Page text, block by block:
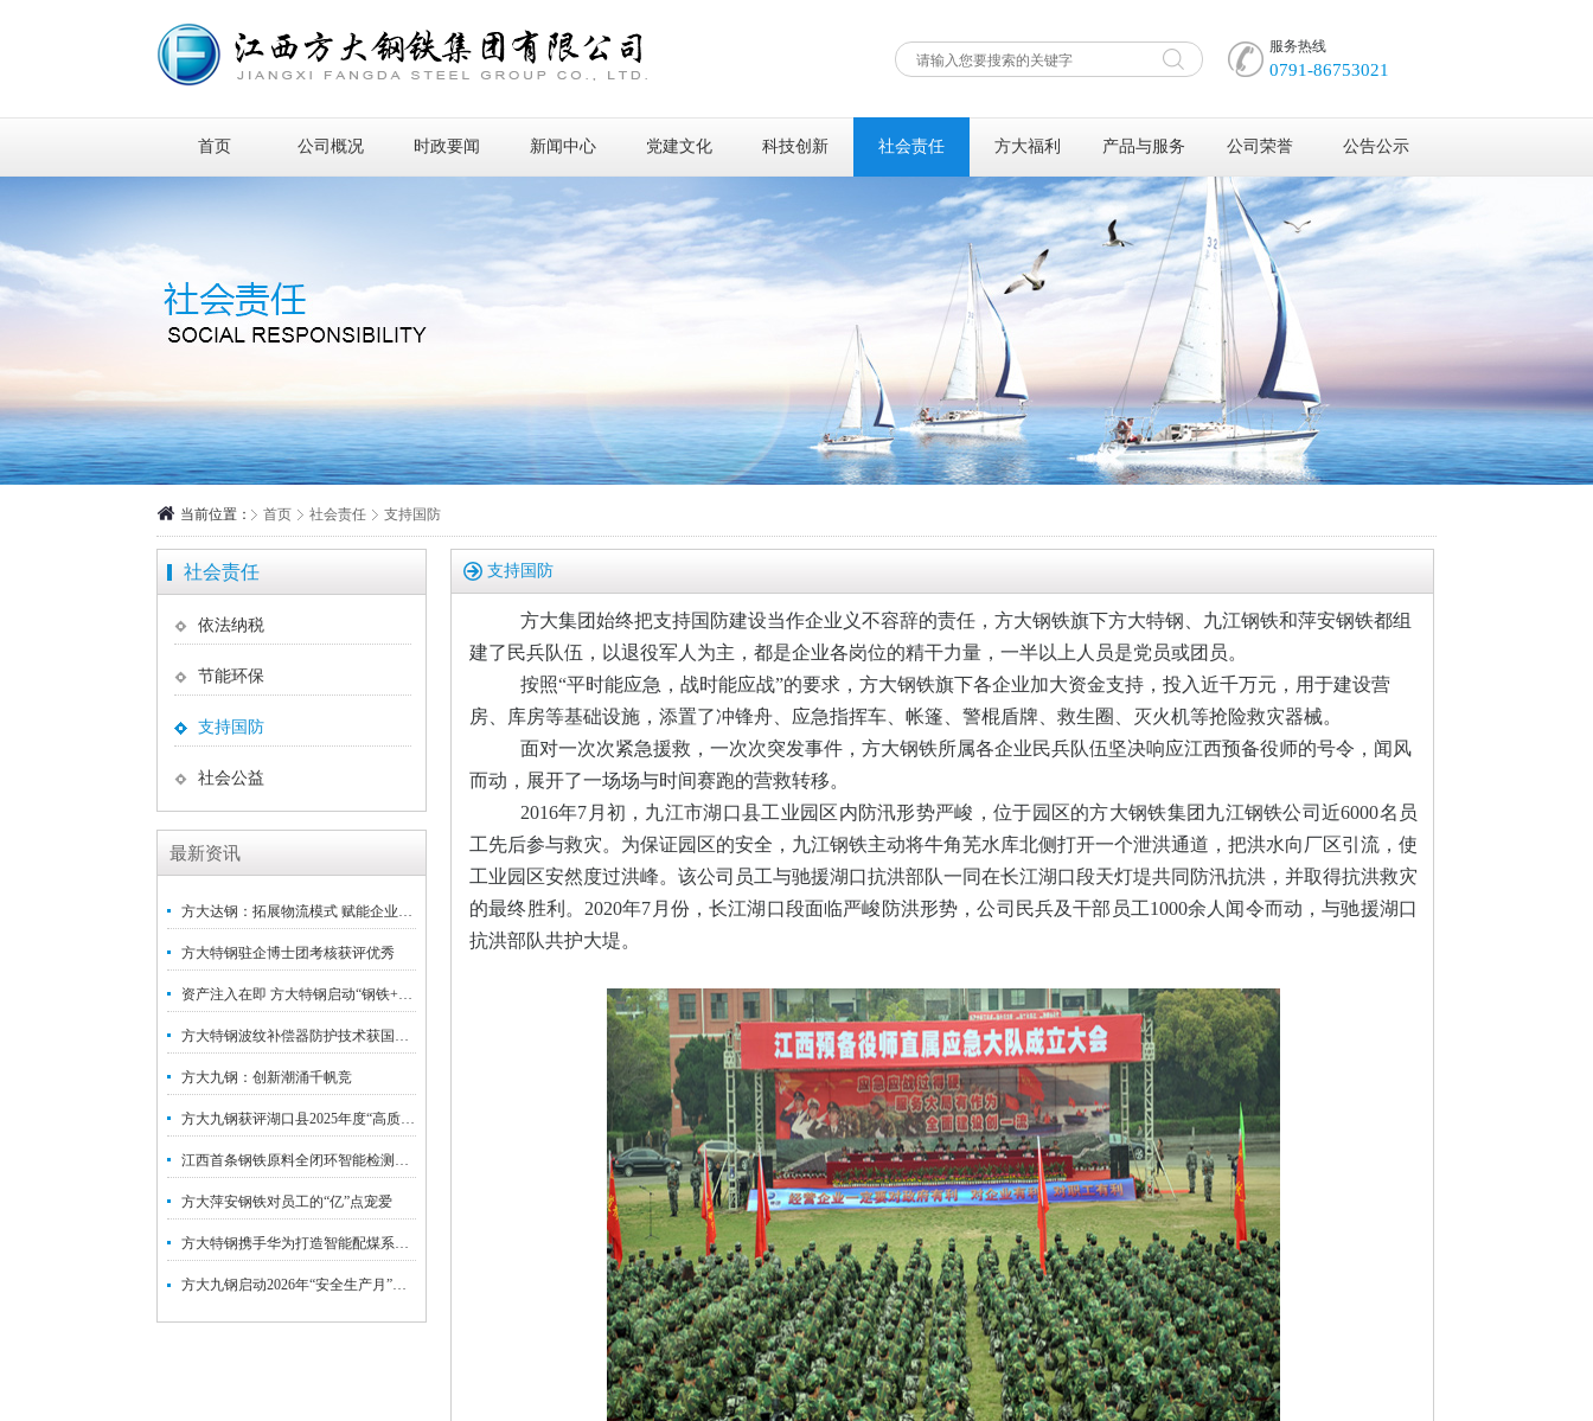
服务热线
0791-86753021
首页 公司概况 时政要闻 新闻中心 党建文化 科技创新 社会责任 方大福利 产品与服务 公司荣誉 公告公示
当前位置： 首页 社会责任 支持国防
社会责任
依法纳税
节能环保
支持国防
社会公益
最新资讯
方大达钢：拓展物流模式 赋能企业高质量发展
方大特钢驻企博士团考核获评优秀
资产注入在即 方大特钢启动“钢铁+新材料”战略升级
方大特钢波纹补偿器防护技术获国家发明专利
方大九钢：创新潮涌千帆竞
方大九钢获评湖口县2025年度“高质量发展标杆企业”
江西首条钢铁原料全闭环智能检测线落地方大特钢
方大萍安钢铁对员工的“亿”点宠爱
方大特钢携手华为打造智能配煤系统 钢铁炼焦工序迈入数智新阶段
方大九钢启动2026年“安全生产月”系列活动
支持国防
方大集团始终把支持国防建设当作企业义不容辞的责任，方大钢铁旗下方大特钢、九江钢铁和萍安钢铁都组
建了民兵队伍 ，以退役军人为主，都是企业各岗位的精干力量，一半以上人员是党员或团员。
按照“平时能应急，战时能应战”的要求，方大钢铁旗下各企业加大资金支持，投入近千万元，用于建设营
房、库房等基础设施，添置了冲锋舟、应急指挥车、帐篷、警棍盾牌、救生圈、灭火机等抢险救灾器械。
面对一次次紧急援救，一次次突发事件，方大钢铁所属各企业民兵队伍坚决响应江西预备役师的号令，闻风
而动，展开了一场场与时间赛跑的营救转移。
2016年7月初，九江市湖口县工业园区内防汛形势严峻，位于园区的方大钢铁集团九江钢铁公司近6000名员
工先后参与救灾。为保证园区的安全，九江钢铁主动将牛角芜水库北侧打开一个泄洪通道，把洪水向厂区引流，使
工业园区安然度过洪峰。该公司员工与驰援湖口抗洪部队一同在长江湖口段天灯堤共同防汛抗洪，并取得抗洪救灾
的最终胜利。 2020年7月份，长江湖口段面临严峻防洪形势，公司民兵及干部员工1000余人闻令而动，与驰援湖口
抗洪部队共护大堤。